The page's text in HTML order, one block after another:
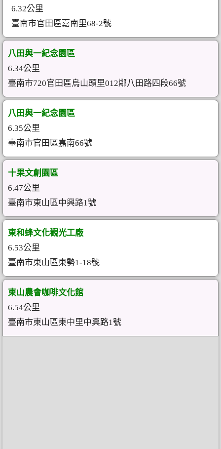
6.32公里
臺南市官田區嘉南里68-2號
八田與一紀念園區
6.34公里
臺南市720官田區烏山頭里012鄰八田路四段66號
八田與一紀念園區
6.35公里
臺南市官田區嘉南66號
十果文創園區
6.47公里
臺南市東山區中興路1號
東和蜂文化觀光工廠
6.53公里
臺南市東山區東勢1-18號
東山農會咖啡文化館
6.54公里
臺南市東山區東中里中興路1號